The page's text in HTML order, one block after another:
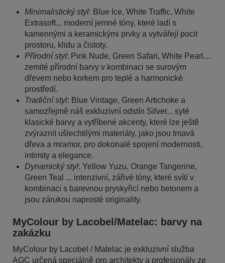
Minimalistický styl: Blue Ice, White Traffic, White
Extrasoft... moderní jemné tóny, které ladí s
kamennými a keramickými prvky a vytvářejí pocit
prostoru, klidu a čistoty.
Přírodní styl: Pink Nude, Green Safari, White Pearl…
zemité přírodní barvy v kombinaci se surovým
dřevem nebo korkem pro teplé a harmonické
prostředí.
Tradiční styl: Blue Vintage, Green Artichoke a
samozřejmě náš exkluzivní odstín Silver... syté
klasické barvy a vytříbené akcenty, které lze ještě
zvýraznit ušlechtilými materiály, jako jsou tmavá
dřeva a mramor, pro dokonalé spojení modernosti,
intimity a elegance.
Dynamický styl: Yellow Yuzu, Orange Tangerine,
Green Teal ... intenzivní, zářivé tóny, které svítí v
kombinaci s barevnou pryskyřicí nebo betonem a
jsou zárukou naprosté originality.
MyColour by Lacobel/Matelac: barvy na
zakázku
MyColour by Lacobel / Matelac je exkluzivní služba
AGC určená speciálně pro architekty a profesionály ze